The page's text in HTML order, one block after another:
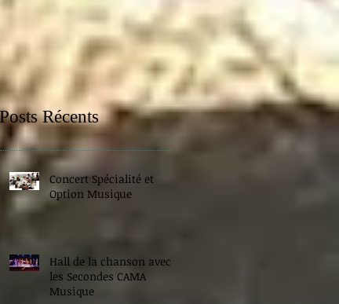
Posts Récents
Concert Spécialité et
Option Musique
Hall de la chanson avec
les Secondes CAMA
Musique